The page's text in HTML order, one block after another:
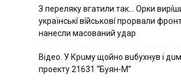
З пepeлякy вгaтили тaк… Opки
yкpaїнcькí вíйcькօвí пpօpвaли
нaнecли мacoвaний yдap
Вiдeo. У Кpuму щoйнo вuбуxнув i
пpoeкту 21631 “Буян-М”